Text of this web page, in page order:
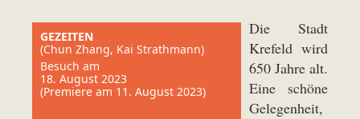
GEZEITEN
(Chun Zhang, Kai Strathmann)
Besuch am
18. August 2023
(Premiere am 11. August 2023)
Die Stadt
Krefeld wird
650 Jahre alt.
Eine schöne
Gelegenheit,